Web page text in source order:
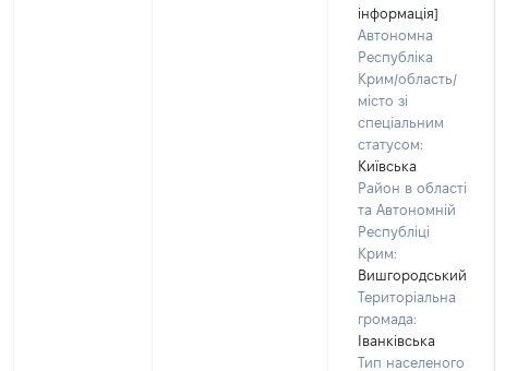
інформація]
Автономна
Республіка
Крим/область/
місто зі
спеціальним
статусом:
Київська
Район в області
та Автономній
Республіці
Крим:
Вишгородський
Територіальна
громада:
Іванківська
Тип населеного